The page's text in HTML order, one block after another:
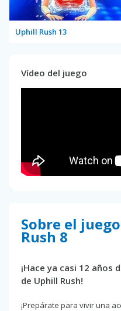
Uphill Rush 13
Vídeo del juego
Sobre el
Rush 8
¡Hace ya casi 12 años
de Uphill Rush!
¡Prepárate para vivir una